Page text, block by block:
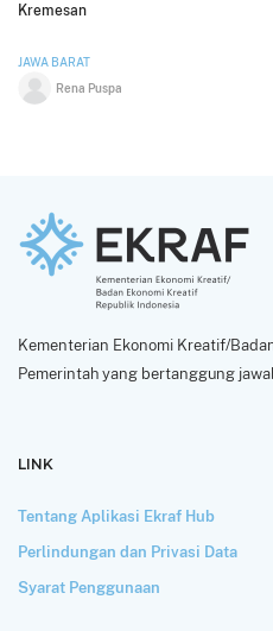
Kremesan
JAWA BARAT
Rena Puspa
Kementerian Ekonomi Kreatif/
Pemerintah yang bertanggung
LINK
Tentang Aplikasi Ekraf Hub
Perlindungan dan Privasi Data
Syarat Penggunaan